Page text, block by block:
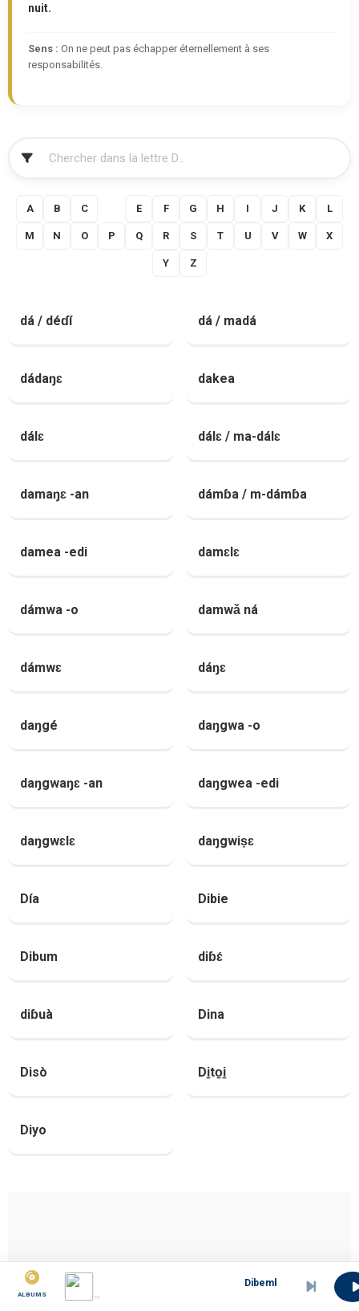
ALBUMS
Dibemba di sadi (Chorale 101).
nuit.
Sens : On ne peut pas échapper éternellement à ses
responsabilités.
A B C E F G H I J K L
M N O P Q R S T U V W X
Y Z
dá / déɗí dá / madá
dádaŋɛ dakea
dálɛ dálɛ / ma-dálɛ
damaŋɛ -an dámɓa / m-dámɓa
damea -edi damɛlɛ
dámwa -o damwǎ ná
dámwɛ dáŋɛ
daŋgé daŋgwa -o
daŋgwaŋɛ -an daŋgwea -edi
daŋgwɛlɛ daŋgwiṣɛ
Día Dibie
Dibum diɓɛ́
diɓuà Dina
Disò Di̱to̱i̱
Diyo